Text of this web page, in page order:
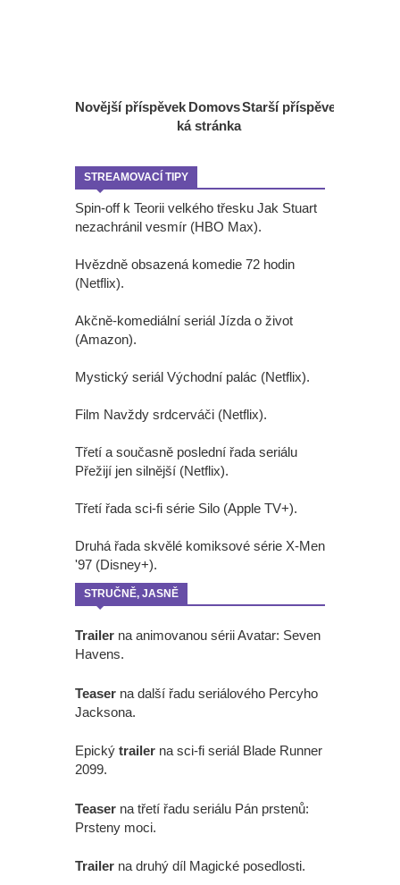
Novější příspěvek Starší příspěvek
Domovs
ká stránka
STREAMOVACÍ TIPY
Spin-off k Teorii velkého třesku Jak Stuart
nezachránil vesmír (HBO Max).
Hvězdně obsazená komedie 72 hodin
(Netflix).
Akčně-komediální seriál Jízda o život
(Amazon).
Mystický seriál Východní palác (Netflix).
Film Navždy srdcerváči (Netflix).
Třetí a současně poslední řada seriálu
Přežijí jen silnější (Netflix).
Třetí řada sci-fi série Silo (Apple TV+).
Druhá řada skvělé komiksové série X-Men
'97 (Disney+).
STRUČNĚ, JASNĚ
Trailer na animovanou sérii Avatar: Seven
Havens.
Teaser na další řadu seriálového Percyho
Jacksona.
Epický trailer na sci-fi seriál Blade Runner
2099.
Teaser na třetí řadu seriálu Pán prstenů:
Prsteny moci.
Trailer na druhý díl Magické posedlosti.